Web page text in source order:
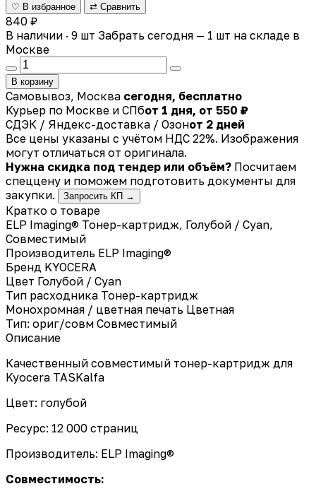
♡ В избранное ⇄ Сравнить
840 ₽
В наличии · 9 шт Забрать сегодня — 1 шт на складе в
Москве
В корзину
Самовывоз, Москва сегодня, бесплатно
Курьер по Москве и СПбот 1 дня, от 550 ₽
СДЭК / Яндекс-доставка / Озонот 2 дней
Все цены указаны с учётом НДС 22%. Изображения
могут отличаться от оригинала.
Нужна скидка под тендер или объём? Посчитаем
спеццену и поможем подготовить документы для
закупки.
Запросить КП →
Кратко о товаре
ELP Imaging® Тонер-картридж, Голубой / Cyan,
Совместимый
Производитель ELP Imaging®
Бренд KYOCERA
Цвет Голубой / Cyan
Тип расходника Тонер-картридж
Монохромная / цветная печать Цветная
Тип: ориг/совм Совместимый
Описание
Качественный совместимый тонер-картридж для
Kyocera TASKalfa
Цвет: голубой
Ресурс: 12 000 страниц
Производитель: ELP Imaging®
Совместимость: